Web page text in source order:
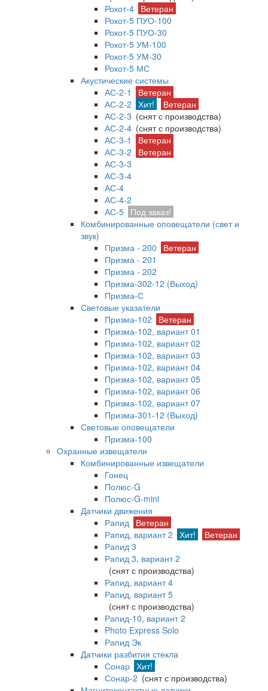
Рокот-4 Ветеран
Рокот-5 ПУО-100
Рокот-5 ПУО-30
Рокот-5 УМ-100
Рокот-5 УМ-30
Рокот-5 МС
Акустические системы
АС-2-1
Ветеран
АС-2-2 Хит!
Ветеран
АС-2-3 (снят с производства)
АС-2-4 (снят с производства)
АС-3-1
Ветеран
АС-3-2
Ветеран
АС-3-3
АС-3-4
АС-4
АС-4-2
АС-5 Под заказ!
Комбинированные оповещатели (свет и
звук)
Призма - 200
Ветеран
Призма - 201
Призма - 202
Призма-302-12 (Выход)
Призма-С
Световые указатели
Призма-102
Ветеран
Призма-102, вариант 01
Призма-102, вариант 02
Призма-102, вариант 03
Призма-102, вариант 04
Призма-102, вариант 05
Призма-102, вариант 06
Призма-102, вариант 07
Призма-301-12 (Выход)
Световые оповещатели
Призма-100
Охранные извещатели
Комбинированные извещатели
Гонец
Полюс-G
Полюс-G-mini
Датчики движения
Рапид Ветеран
Рапид, вариант 2 Хит!
Ветеран
Рапид 3
Рапид 3, вариант 2
(снят с производства)
Рапид, вариант 4
Рапид, вариант 5
(снят с производства)
Рапид-10, вариант 2
Photo Express Solo
Рапид Эк
Датчики разбития стекла
Сонар Хит!
Сонар-2 (снят с производства)